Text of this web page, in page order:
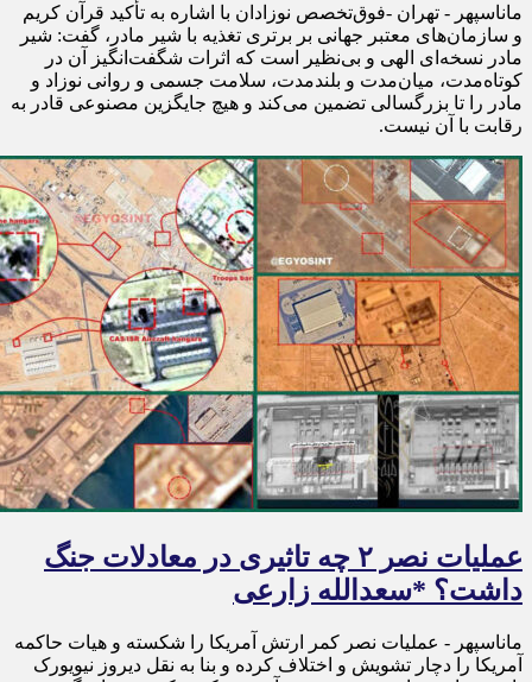
ماناسپهر - تهران -فوق‌تخصص نوزادان با اشاره به تأکید قرآن کریم
و سازمان‌های معتبر جهانی بر برتری تغذیه با شیر مادر، گفت: شیر
مادر نسخه‌ای الهی و بی‌نظیر است که اثرات شگفت‌انگیز آن در
کوتاه‌مدت، میان‌مدت و بلندمدت، سلامت جسمی و روانی نوزاد و
مادر را تا بزرگسالی تضمین می‌کند و هیچ جایگزین مصنوعی قادر به
رقابت با آن نیست.
عملیات نصر ۲ چه تاثیری در معادلات جنگ
داشت؟ *سعدالله زارعی
ماناسپهر - عملیات نصر کمر ارتش آمریکا را شکسته و هیات حاکمه
آمریکا را دچار تشویش و اختلاف کرده و بنا به نقل دیروز نیویورک